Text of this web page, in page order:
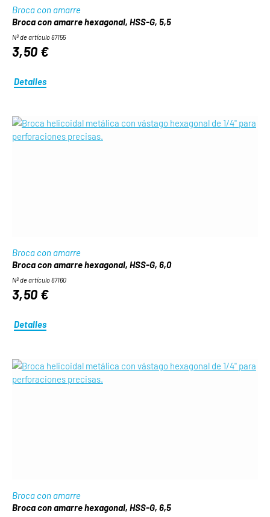
Broca con amarre
Broca con amarre hexagonal, HSS-G, 5,5
Nº de artículo 67155
3,50 €
Detalles
Broca con amarre
Broca con amarre hexagonal, HSS-G, 6,0
Nº de artículo 67160
3,50 €
Detalles
Broca con amarre
Broca con amarre hexagonal, HSS-G, 6,5